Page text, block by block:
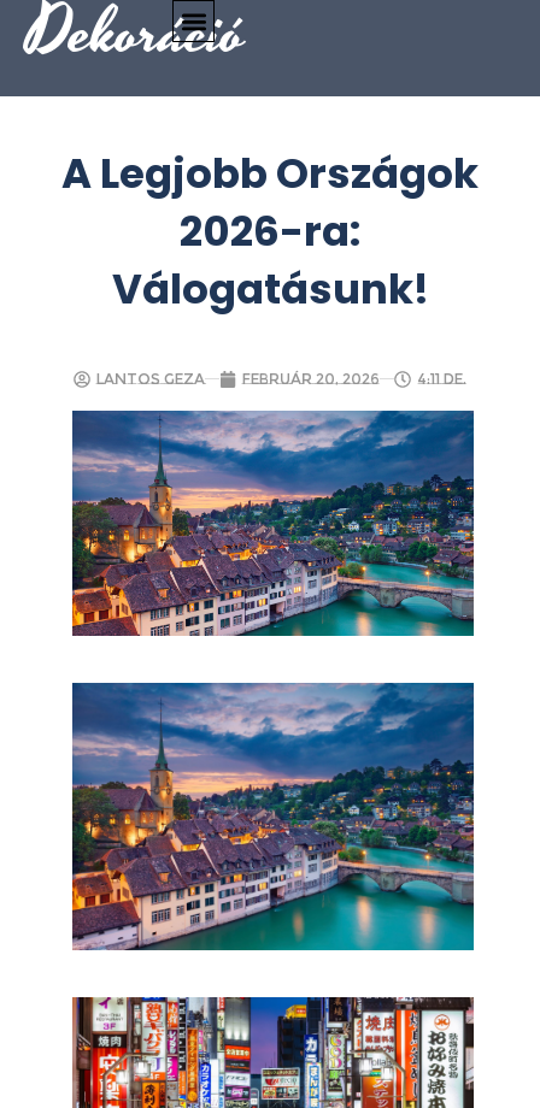
Dekoráció
A Legjobb Országok
2026-ra:
Válogatásunk!
Lantos Geza február 20, 2026 4:11 de.